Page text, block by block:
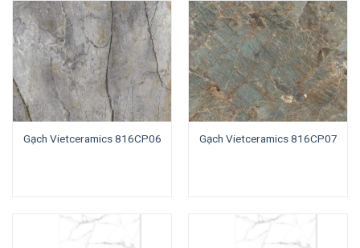
Gạch Vietceramics 816CP06 Gạch Vietceramics 816CP07